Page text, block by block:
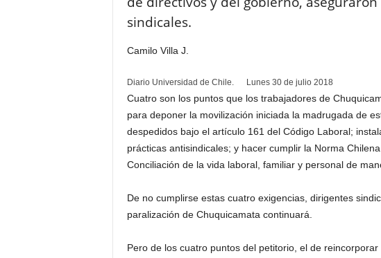
sindicales.
Camilo Villa J.
Diario Universidad de Chile. Lunes 30 de julio 2018
Cuatro son los puntos que los trabajadores de
para deponer la movilización iniciada la madrugada de
despedidos bajo el artículo 161 del Código Laboral;
prácticas antisindicales; y hacer cumplir la Norma
Conciliación de la vida laboral, familiar y personal de
De no cumplirse estas cuatro exigencias, dirigentes
paralización de Chuquicamata continuará.
Pero de los cuatro puntos del petitorio, el de